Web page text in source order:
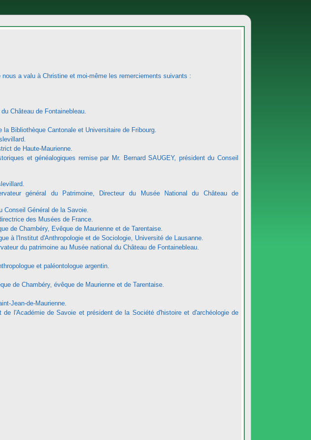
a valu à Christine et moi-même les remerciements suivants :
Château de Fontainebleau.
la Bibliothèque Cantonale et Universitaire de Fribourg.
de Haute-Maurienne.
et généalogiques remise par Mr. Bernard SAUGEY, président du Conseil
général du Patrimoine, Directeur du Musée National du Château de
Conseil Général de la Savoie.
des Musées de France.
de Chambéry, Evêque de Maurienne et de Tarentaise.
à l'Institut d'Anthropologie et de Sociologie, Université de Lausanne.
du patrimoine au Musée national du Château de Fontainebleau.
et paléontologue argentin.
de Chambéry, évêque de Maurienne et de Tarentaise.
Jean-de-Maurienne.
de l'Académie de Savoie et président de la Société d'histoire et d'archéologie de